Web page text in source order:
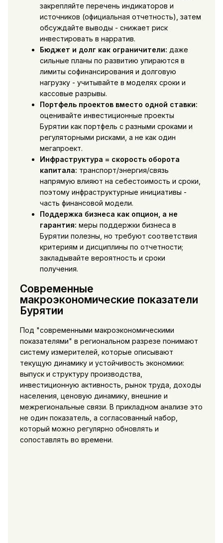
закрепляйте перечень индикаторов и
источников (официальная отчетность), затем
обсуждайте выводы - снижает риск
инвестировать в нарратив.
Бюджет и долг как ограничители: даже
сильные планы по развитию упираются в
лимиты софинансирования и долговую
нагрузку - учитывайте в моделях сроки и
кассовые разрывы.
Портфель проектов вместо одной ставки:
оценивайте инвестиционные проекты
Бурятии как портфель с разными сроками и
регуляторными рисками, а не как один
мегапроект.
Инфраструктура = скорость оборота
капитала: транспорт/энергия/связь
напрямую влияют на себестоимость и сроки,
поэтому инфраструктурные инициативы -
часть финансовой модели.
Поддержка бизнеса как опцион, а не
гарантия: меры поддержки бизнеса в
Бурятии полезны, но требуют соответствия
критериям и дисциплины по отчетности;
закладывайте вероятность и сроки
получения.
Современные
макроэкономические показатели
Бурятии
Под "современными макроэкономическими
показателями" в региональном разрезе понимают
систему измерителей, которые описывают
текущую динамику и устойчивость экономики:
выпуск и структуру производства,
инвестиционную активность, рынок труда, доходы
населения, ценовую динамику, внешние и
межрегиональные связи. В прикладном анализе это
не один показатель, а согласованный набор,
который можно регулярно обновлять и
сопоставлять во времени.